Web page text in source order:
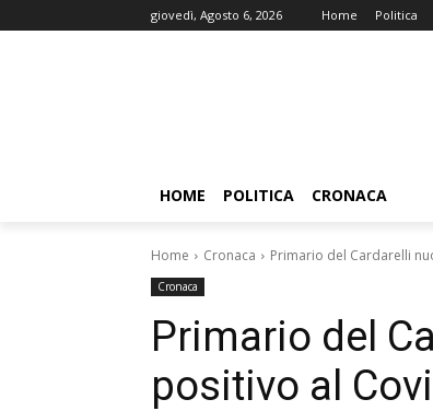
giovedì, Agosto 6, 2026 Home Politica
HOME POLITICA CRONACA
Home Cronaca Primario del Cardarelli
Cronaca
Primario del
positivo al